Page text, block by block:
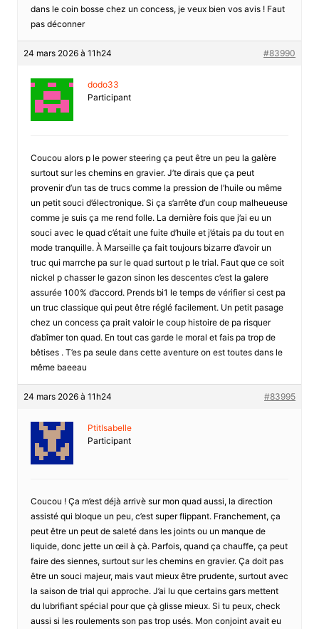
dans le coin bosse chez un concess, je veux bien vos avis ! Faut
pas déconner
24 mars 2026 à 11h24 #83990
dodo33
Participant
Coucou alors p le power steering ça peut être un peu la galère
surtout sur les chemins en gravier. J’te dirais que ça peut
provenir d’un tas de trucs comme la pression de l’huile ou même
un petit souci d’électronique. Si ça s’arrête d’un coup malheueuse
comme je suis ça me rend folle. La dernière fois que j’ai eu un
souci avec le quad c’était une fuite d’huile et j’étais pa du tout en
mode tranquille. À Marseille ça fait toujours bizarre d’avoir un
truc qui marrche pa sur le quad surtout p le trial. Faut que ce soit
nickel p chasser le gazon sinon les descentes c’est la galere
assurée 100% d’accord. Prends bi1 le temps de vérifier si cest pa
un truc classique qui peut être réglé facilement. Un petit pasage
chez un concess ça prait valoir le coup histoire de pa risquer
d’abîmer ton quad. En tout cas garde le moral et fais pa trop de
bêtises . T’es pa seule dans cette aventure on est toutes dans le
même baeeau
24 mars 2026 à 11h24 #83995
PtitIsabelle
Participant
Coucou ! Ça m’est déjà arrivè sur mon quad aussi, la direction
assisté qui bloque un peu, c’est super flippant. Franchement, ça
peut être un peut de saleté dans les joints ou un manque de
liquide, donc jette un œil à çà. Parfois, quand ça chauffe, ça peut
faire des siennes, surtout sur les chemins en gravier. Ça doit pas
être un souci majeur, mais vaut mieux être prudente, surtout avec
la saison de trial qui approche. J’ai lu que certains gars mettent
du lubrifiant spécial pour que çà glisse mieux. Si tu peux, check
aussi si les roulements son pas trop usés. Mon conjoint avait eu